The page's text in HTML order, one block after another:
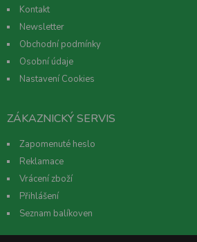
Kontakt
Newsletter
Obchodní podmínky
Osobní údaje
Nastavení Cookies
ZÁKAZNICKÝ SERVIS
Zapomenuté heslo
Reklamace
Vrácení zboží
Přihlášení
Seznam balíkoven